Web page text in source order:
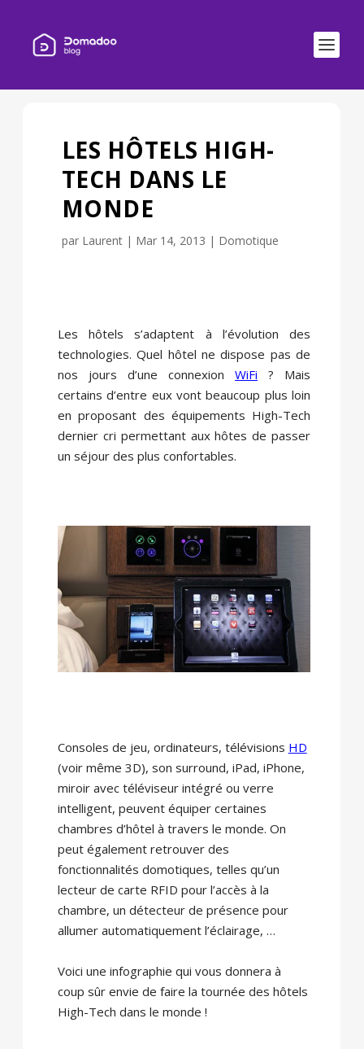
LES HÔTELS HIGH-
TECH DANS LE
MONDE
par Laurent| Mar 14, 2013 | Domotique
Les hôtels s’adaptent à l’évolution des
technologies. Quel hôtel ne dispose pas de
nos jours d’une connexionWiFi ? Mais
certains d’entre eux vont beaucoup plus loin
en proposant des équipements High-Tech
dernier cri permettant aux hôtes de passer
un séjour des plus confortables.
Consoles de jeu, ordinateurs, télévisions HD
(voir même 3D), son surround, iPad, iPhone,
miroir avec téléviseur intégré ou verre
intelligent, peuvent équiper certaines
chambres d’hôtel à travers le monde. On
peut également retrouver des
fonctionnalités domotiques, telles qu’un
lecteur de carte RFID pour l’accès à la
chambre, un détecteur de présence pour
allumer automatiquement l’éclairage, …
Voici une infographie qui vous donnera à
coup sûr envie de faire la tournée des hôtels
High-Tech dans le monde !